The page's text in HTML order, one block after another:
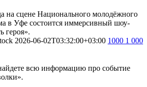
на сцене Национального молодёжного
в Уфе состоится иммерсивный шоу-
героя».
2026-06-02T03:32:00+03:00 1000 1 000
всю информацию про событие